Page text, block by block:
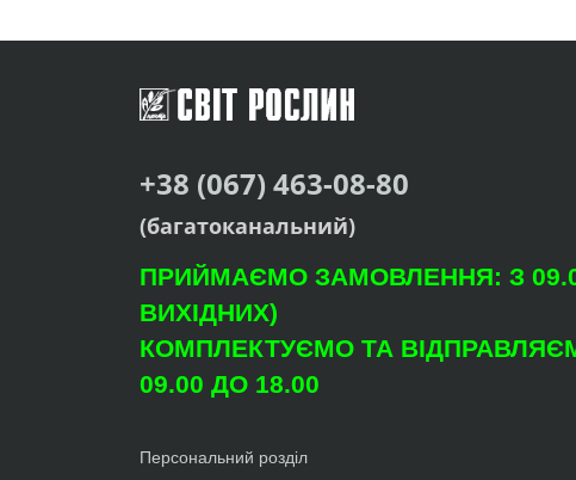
+38 (067) 463-08-80
(багатоканальний)
ПРИЙМАЄМО ЗАМОВЛЕННЯ: З
ВИХІДНИХ)
КОМПЛЕКТУЄМО ТА
09.00 ДО 18.00
Персональний розділ